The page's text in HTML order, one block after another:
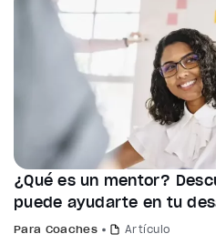
¿Qué es un mentor?
puede ayudarte en tu
Para Coaches Artículo